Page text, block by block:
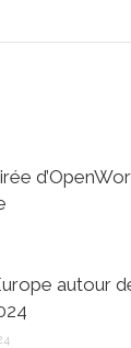
autour